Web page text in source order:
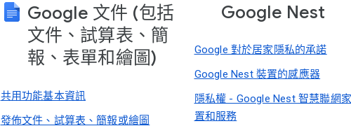
Google 文件 (包括
文件、試算表、簡
報、表單和繪圖)
共用功能基本資訊
發佈文件、試算表、簡報或繪圖
Google Nest
Google 對於居家隱私的承諾
Google Nest 裝置的感應器
隱私權 - Google Nest 智慧聯網
置和服務